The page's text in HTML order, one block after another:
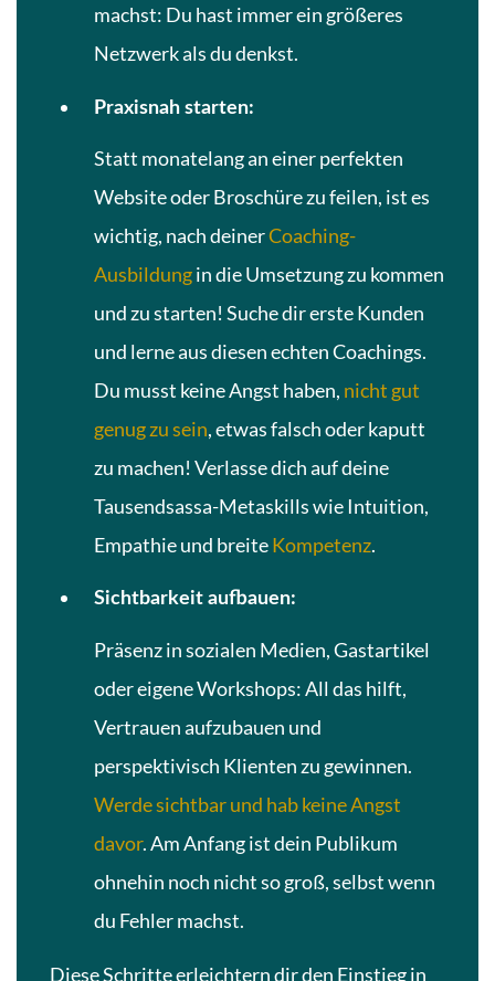
machst: Du hast immer ein größeres
Netzwerk als du denkst.
Praxisnah starten:
Statt monatelang an einer perfekten
Website oder Broschüre zu feilen, ist es
wichtig, nach deinerCoaching-
Ausbildungin die Umsetzung zu kommen
und zu starten! Suche dir erste Kunden
und lerne aus diesen echten Coachings.
Du musst keine Angst haben, nicht gut
genug zu sein, etwas falsch oder kaputt
zu machen! Verlasse dich auf deine
Tausendsassa-Metaskills wie Intuition,
Empathie und breiteKompetenz.
Sichtbarkeit aufbauen:
Präsenz in sozialen Medien, Gastartikel
oder eigene Workshops: All das hilft,
Vertrauen aufzubauen und
perspektivisch Klienten zu gewinnen.
Werde sichtbar und hab keine Angst
davor. Am Anfang ist dein Publikum
ohnehin noch nicht so groß, selbst wenn
du Fehler machst.
Diese Schritte erleichtern dir den Einstieg in